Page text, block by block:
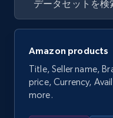
Amazon products
Title, Seller name,
price, Currency,
more.